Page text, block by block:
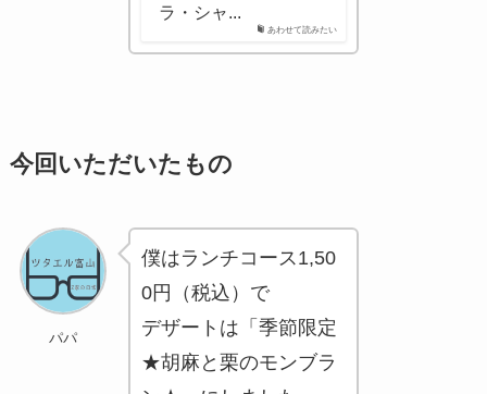
あわせて読みたい
ラ・シャ...
今回いただいたもの
パパ
僕はランチコース1,50
0円（税込）で
デザートは「季節限定
★胡麻と栗のモンブラ